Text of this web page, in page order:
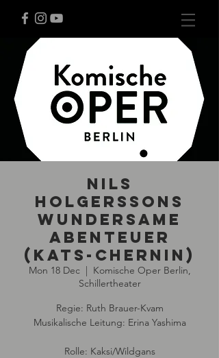
Nils
Holgerssons
wundersame
Abenteuer
(Kats-Chernin)
Mon 18 Dec
  |
Komische Oper Berlin,
Schillertheater
Regie: Ruth Brauer-Kvam
Musikalische Leitung: Erina Yashima
Rolle: Kaksi/Wildgans